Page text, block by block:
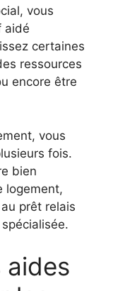
vous
aidé
certaines
ressources
encore être
vous
fois.
bien
logement,
prêt relais
aides